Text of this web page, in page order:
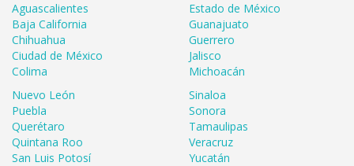
Aguascalientes
Baja California
Chihuahua
Ciudad de México
Colima
Estado de México
Guanajuato
Guerrero
Jalisco
Michoacán
Nuevo León
Puebla
Querétaro
Quintana Roo
San Luis Potosí
Sinaloa
Sonora
Tamaulipas
Veracruz
Yucatán